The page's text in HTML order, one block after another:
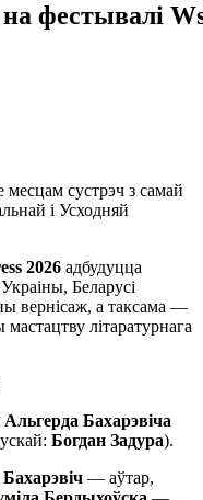
фестывалі
сустрэч з самай
і Усходняй
2026 адбудуцца
Беларусі
вернісаж, а таксама —
літаратурнага
Альгерда Бахарэвіча
Богдан Задура).
— аўтар,